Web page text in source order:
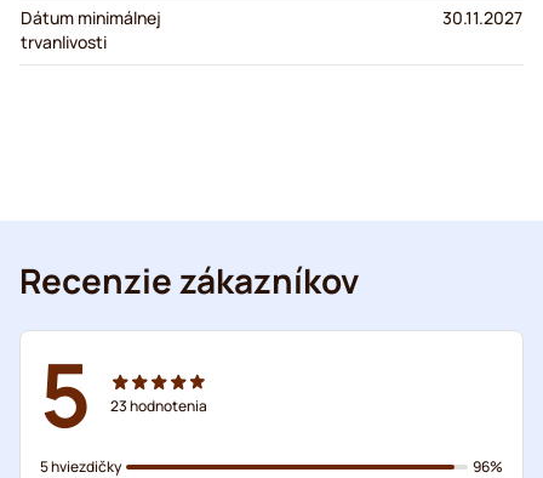
Dátum minimálnej
trvanlivosti
30.11.2027
Recenzie zákazníkov
5 23hodnotenia
5 hviezdičky
96%